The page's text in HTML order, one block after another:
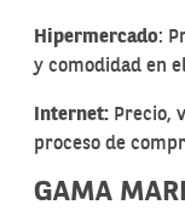
Hipermercado:
y comodidad en
Internet: Precio,
proceso de
GAMA